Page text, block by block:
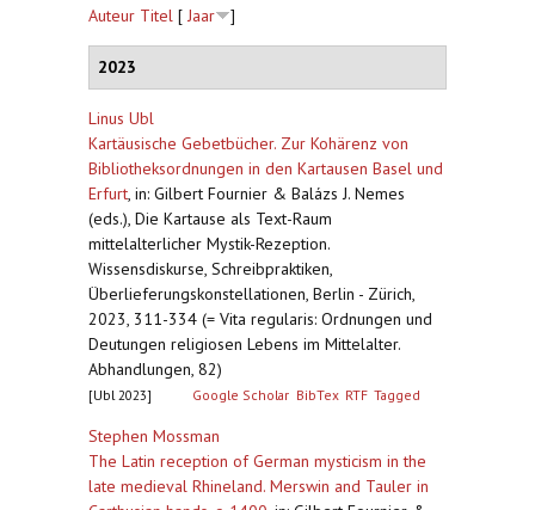
Auteur Titel [ Jaar ]
2023
Linus Ubl
Kartäusische Gebetbücher. Zur Kohärenz von
Bibliotheksordnungen in den Kartausen Basel und
Erfurt, in: Gilbert Fournier & Balázs J. Nemes
(eds.), Die Kartause als Text-Raum
mittelalterlicher Mystik-Rezeption.
Wissensdiskurse, Schreibpraktiken,
Überlieferungskonstellationen, Berlin - Zürich,
2023, 311-334 (= Vita regularis: Ordnungen und
Deutungen religiosen Lebens im Mittelalter.
Abhandlungen, 82)
[Ubl 2023] Google Scholar BibTex RTF Tagged
Stephen Mossman
The Latin reception of German mysticism in the
late medieval Rhineland. Merswin and Tauler in